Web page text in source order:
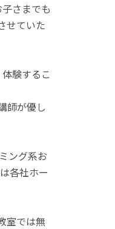
さまでも
せていた
験するこ
師が優し
ング系お
各社ホー
室では無